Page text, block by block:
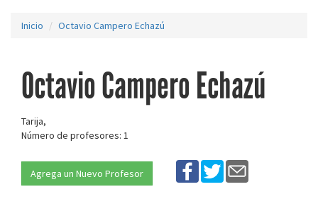
Inicio Octavio Campero Echazú
Octavio Campero Echazú
Tarija,
Número de profesores: 1
Agrega un Nuevo Profesor